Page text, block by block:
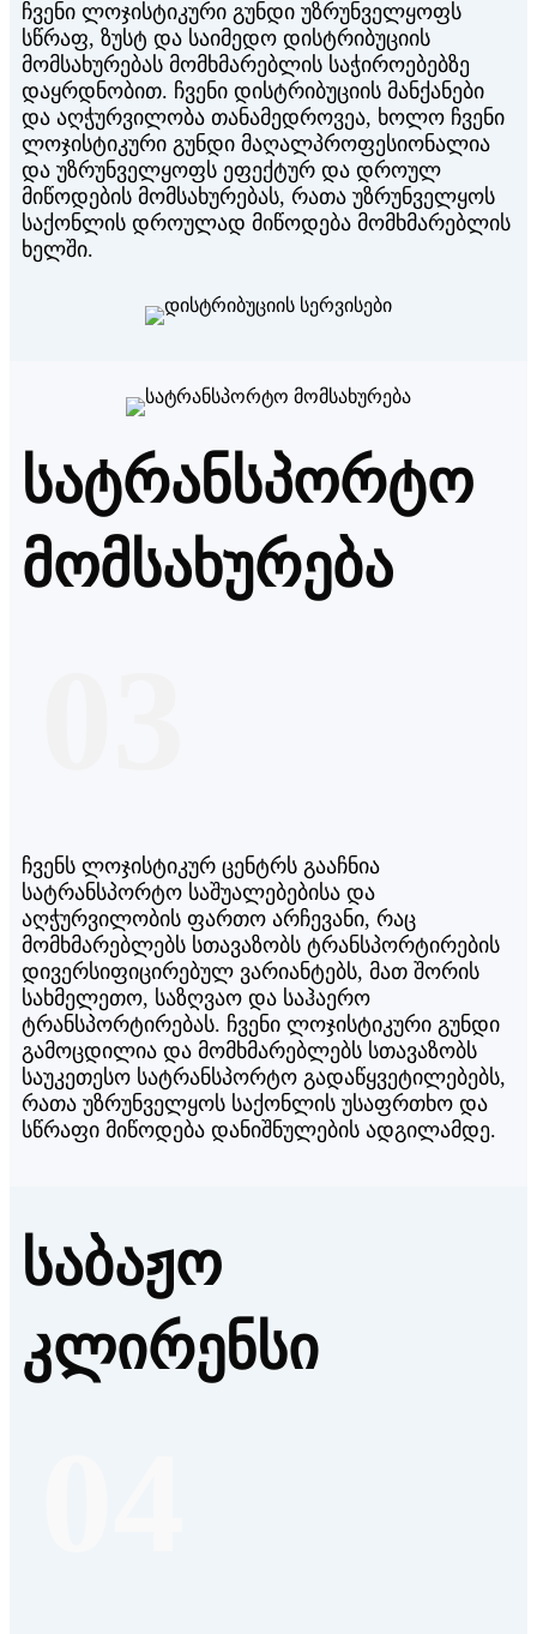
ჩვენი ლოჯისტიკური გუნდი უზრუნველყოფს
სწრაფ, ზუსტ და საიმედო დისტრიბუციის
მომსახურებას მომხმარებლის საჭიროებებზე
დაყრდნობით. ჩვენი დისტრიბუციის მანქანები
და აღჭურვილობა თანამედროვეა, ხოლო ჩვენი
ლოჯისტიკური გუნდი მაღალპროფესიონალია
და უზრუნველყოფს ეფექტურ და დროულ
მიწოდების მომსახურებას, რათა უზრუნველყოს
საქონლის დროულად მიწოდება მომხმარებლის
ხელში.
სატრანსპორტო
მომსახურება
ჩვენს ლოჯისტიკურ ცენტრს გააჩნია
სატრანსპორტო საშუალებებისა და
აღჭურვილობის ფართო არჩევანი, რაც
მომხმარებლებს სთავაზობს ტრანსპორტირების
დივერსიფიცირებულ ვარიანტებს, მათ შორის
სახმელეთო, საზღვაო და საჰაერო
ტრანსპორტირებას. ჩვენი ლოჯისტიკური გუნდი
გამოცდილია და მომხმარებლებს სთავაზობს
საუკეთესო სატრანსპორტო გადაწყვეტილებებს,
რათა უზრუნველყოს საქონლის უსაფრთხო და
სწრაფი მიწოდება დანიშნულების ადგილამდე.
საბაჟო
კლირენსი